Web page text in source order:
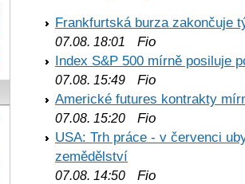
Frankfurtská burza zakončuje
07.08. 18:01
Fio
Index S&P 500 mírně posiluje
07.08. 15:49 Fio
Americké futures kontrakty
07.08. 15:20 Fio
USA: Trh práce - v červenci
zemědělství
07.08. 14:50 Fio